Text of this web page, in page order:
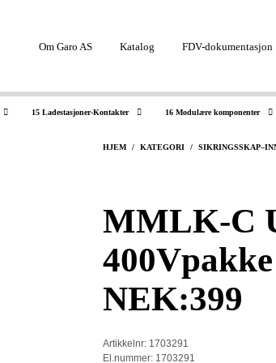
15 Ladestasjoner-Kontakter 16 Modulære komponenter
Om Garo AS Katalog FDV-dokumentasjon
HJEM / KATEGORI /
MMLK-C
NEK:399
Artikkelnr: 1703291
El.nummer: 1703291